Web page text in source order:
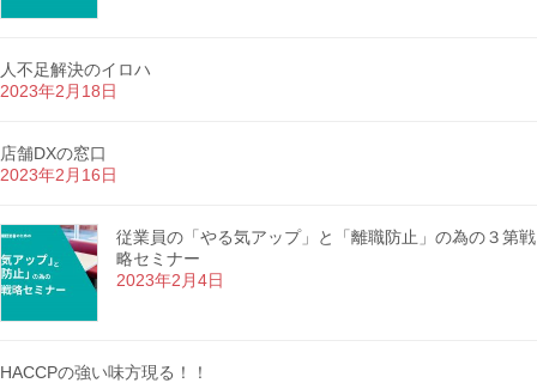
人不足解決のイロハ
2023年2月18日
店舗DXの窓口
2023年2月16日
従業員の「やる気アップ」と「離職防止」の為の３第戦
略セミナー
2023年2月4日
HACCPの強い味方現る！！